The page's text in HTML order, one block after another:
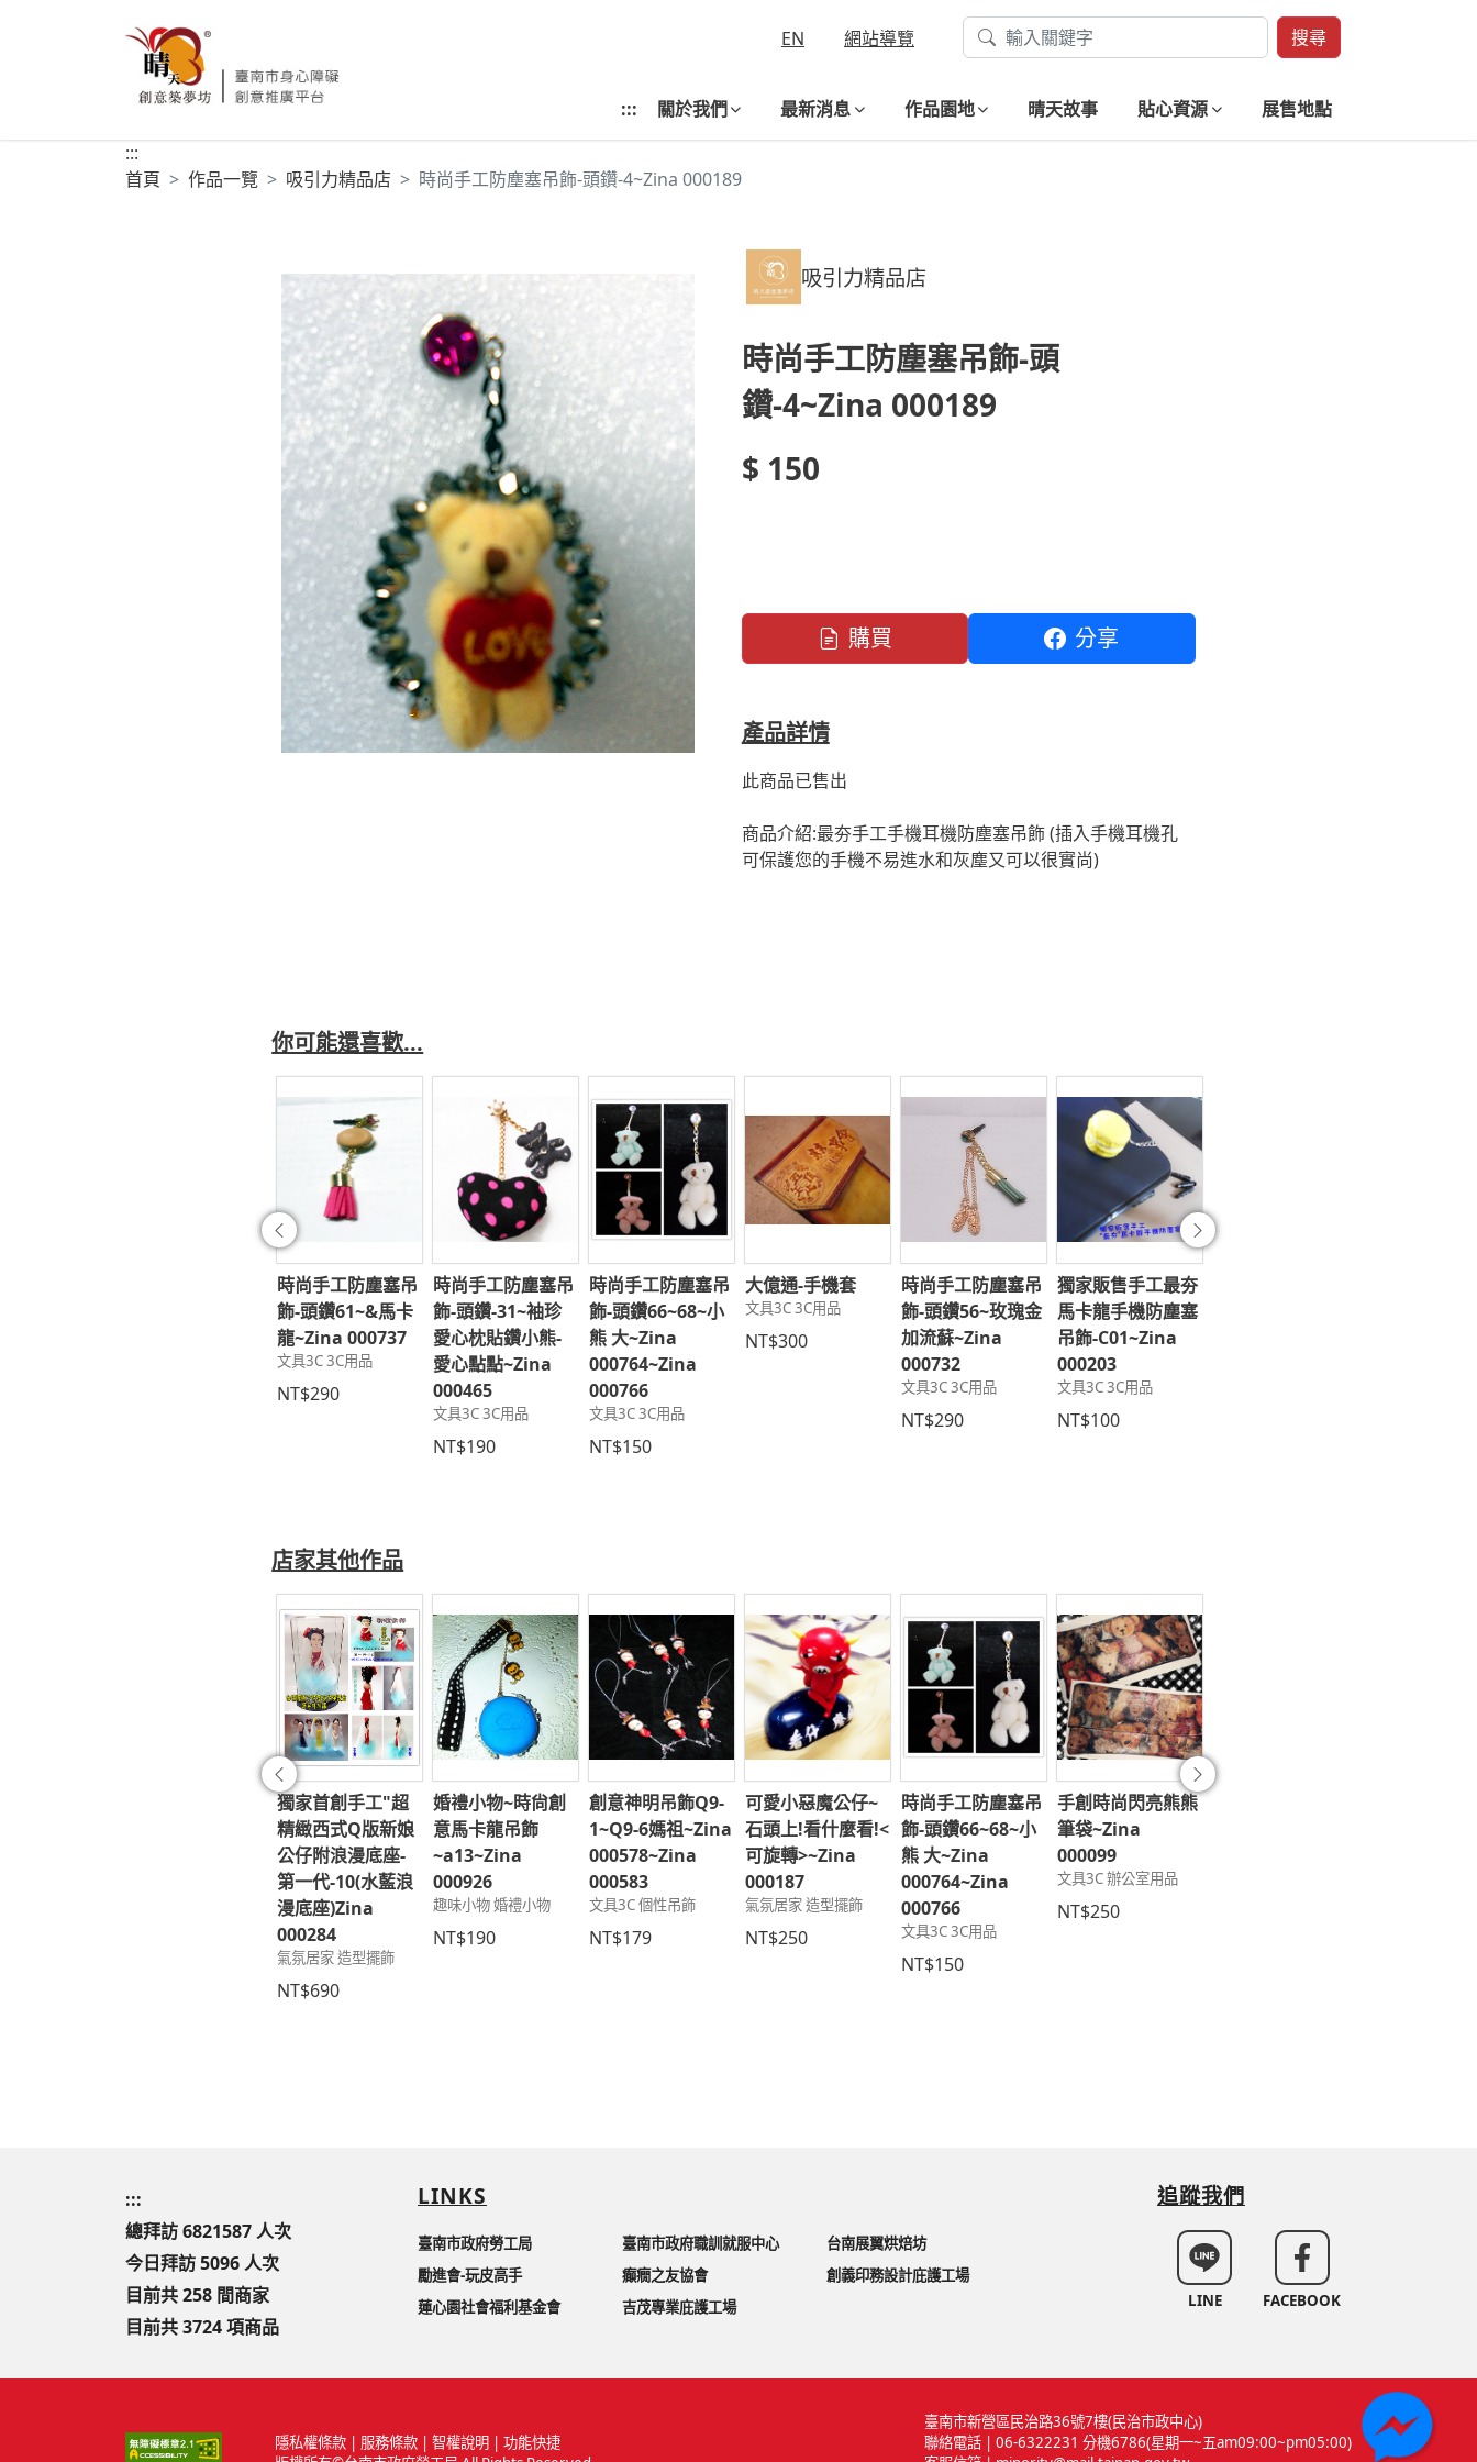
EN 網站導覽 搜尋
::: 關於我們 最新消息 作品園地 晴天故事 貼心資源
展售地點
:::
首頁
作品一覽 吸引力精品店 時尚手工防塵塞吊飾-頭鑽-4~Zina 000189
吸引力精品店
時尚手工防塵塞吊飾-頭
鑽-4~Zina 000189
$ 150
購買 分享
產品詳情
此商品已售出
商品介紹:最夯手工手機耳機防塵塞吊飾 (插入手機耳機孔
可保護您的手機不易進水和灰塵又可以很實尚)
你可能還喜歡...
往前
時尚手工防塵塞吊
飾-頭鑽61~&馬卡
龍~Zina 000737
文具3C 3C用品
NT$290
時尚手工防塵塞吊
飾-頭鑽-31~袖珍
愛心枕貼鑽小熊-
愛心點點~Zina
000465
文具3C 3C用品
NT$190
時尚手工防塵塞吊
飾-頭鑽66~68~小
熊 大~Zina
000764~Zina
000766
文具3C 3C用品
NT$150
大億通-手機套
文具3C 3C用品
NT$300
時尚手工防塵塞吊
飾-頭鑽56~玫瑰金
加流蘇~Zina
000732
文具3C 3C用品
NT$290
獨家販售手工最夯
馬卡龍手機防塵塞
吊飾-C01~Zina
000203
文具3C 3C用品
NT$100
往後
店家其他作品
往前
獨家首創手工"超
精緻西式Q版新娘
公仔附浪漫底座-
第一代-10(水藍浪
漫底座)Zina
000284
氣氛居家 造型擺飾
NT$690
婚禮小物~時尙創
意馬卡龍吊飾
~a13~Zina
000926
趣味小物 婚禮小物
NT$190
創意神明吊飾Q9-
1~Q9-6媽祖~Zina
000578~Zina
000583
文具3C 個性吊飾
NT$179
可愛小惡魔公仔~
石頭上!看什麼看!<
可旋轉>~Zina
000187
氣氛居家 造型擺飾
NT$250
時尚手工防塵塞吊
飾-頭鑽66~68~小
熊 大~Zina
000764~Zina
000766
文具3C 3C用品
NT$150
手創時尚閃亮熊熊
筆袋~Zina
000099
文具3C 辦公室用品
NT$250
往後
:::
總拜訪 6821587 人次
今日拜訪 5096 人次
目前共 258 間商家
目前共 3724 項商品
LINKS
臺南市政府勞工局 臺南市政府職訓就服中心
台南展翼烘焙坊
勵進會-玩皮高手
癲癇之友協會
創義印務設計庇護工場
蓮心園社會福利基金會
吉茂專業庇護工場
追蹤我們
LINE FACEBOOK
隱私權條款 | 服務條款 | 智權說明 | 功能快捷
臺南市新營區民治路36號7樓(民治市政中心)
聯絡電話 | 06-6322231 分機6786(星期一~五am09:00~pm05:00)